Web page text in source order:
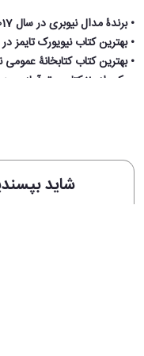
• برندۀ مدال نیوبری در سال 2017
• بهترین کتاب نیویورک تایمز در
• بهترین کتاب کتابخانۀ عمومی
• یکی از 20 کتاب برتر آمازون در سال 2016
دختری که ماه را نوشید
بزرگ می‌شود، لونا که تصادفی
شاید